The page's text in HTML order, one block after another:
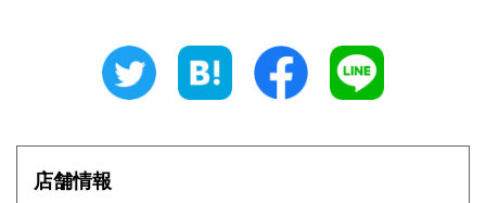
300円 富山県
300円 福井県
300円 300円
岐阜県
店舗情報